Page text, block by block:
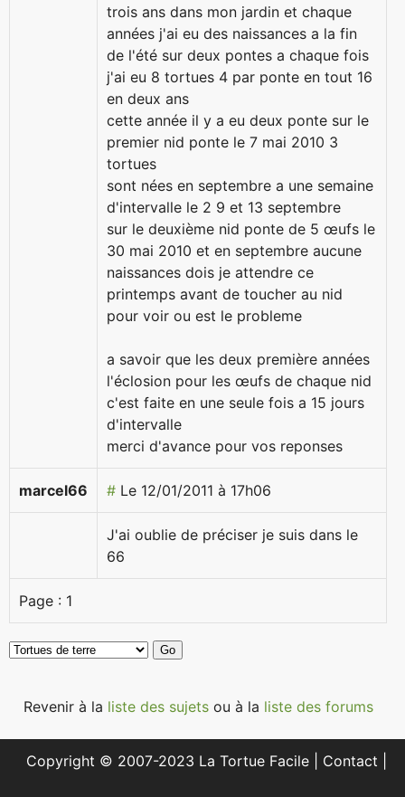
trois ans dans mon jardin et chaque
années j'ai eu des naissances a la fin
de l'été sur deux pontes a chaque fois
j'ai eu 8 tortues 4 par ponte en tout 16
en deux ans
cette année il y a eu deux ponte sur le
premier nid ponte le 7 mai 2010 3
tortues
sont nées en septembre a une semaine
d'intervalle le 2 9 et 13 septembre
sur le deuxième nid ponte de 5 œufs le
30 mai 2010 et en septembre aucune
naissances dois je attendre ce
printemps avant de toucher au nid
pour voir ou est le probleme
a savoir que les deux première années
l'éclosion pour les œufs de chaque nid
c'est faite en une seule fois a 15 jours
d'intervalle
merci d'avance pour vos reponses
marcel66 # Le 12/01/2011 à 17h06
J'ai oublie de préciser je suis dans le
66
Page : 1
Revenir à la liste des sujets ou à la liste des forums
Copyright © 2007-2023 La Tortue Facile | Contact